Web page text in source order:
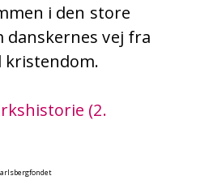
i den store
danskernes vej fra
kristendom.
(2.